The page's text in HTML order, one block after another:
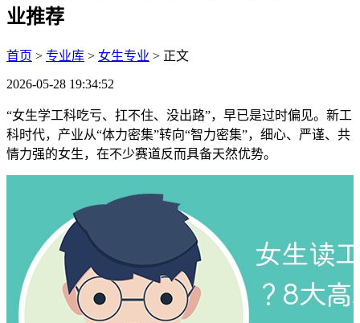
业推荐
首页 > 专业库 > 女生专业 > 正文
2026-05-28 19:34:52
“女生学工科吃亏、扛不住、没出路”，早已是过时偏见。新工
科时代，产业从“体力密集”转向“智力密集”，细心、严谨、共
情力强的女生，在不少赛道反而具备天然优势。